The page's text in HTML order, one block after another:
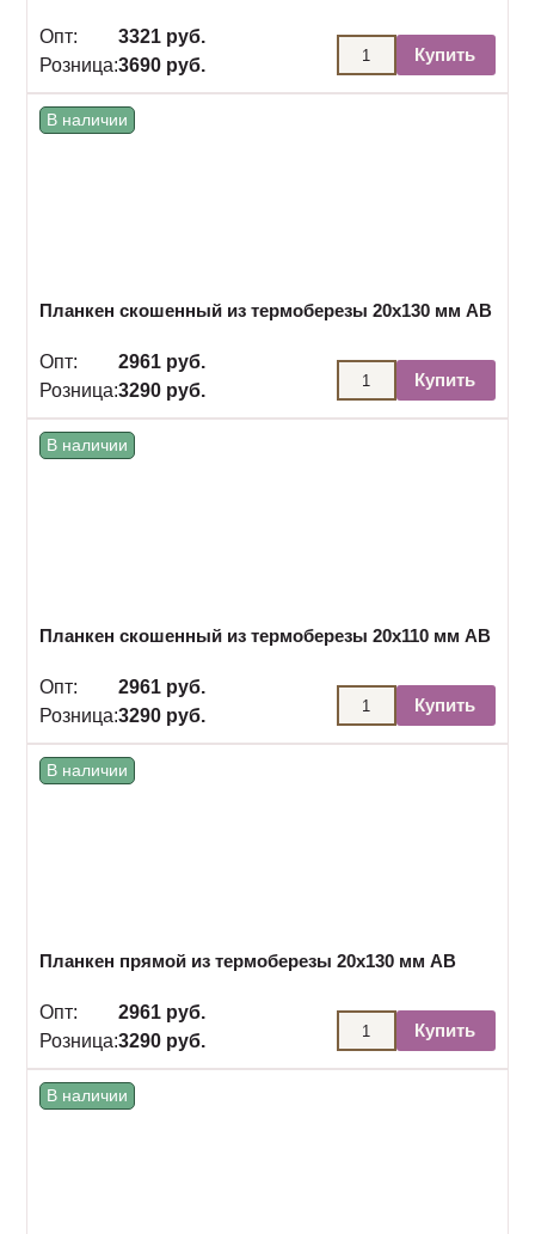
Опт:
3321 руб.
Розница:3690 руб.
Купить
В наличии
Планкен скошенный из термоберезы 20х130 мм АВ
Опт:
2961 руб.
Розница:3290 руб.
Купить
В наличии
Планкен скошенный из термоберезы 20х110 мм АВ
Опт:
2961 руб.
Розница:3290 руб.
Купить
В наличии
Планкен прямой из термоберезы 20х130 мм АВ
Опт:
2961 руб.
Розница:3290 руб.
Купить
В наличии